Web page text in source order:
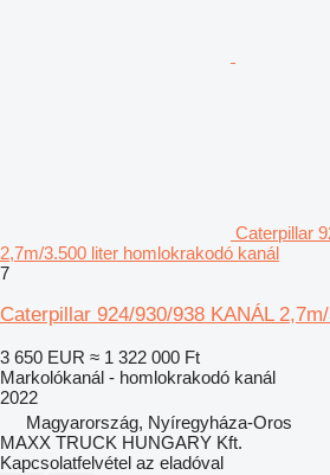
Caterpillar
2,7m/3.500 liter homlokrakodó kanál
7
Caterpillar 924/930/938 KANÁL
3 650 EUR ≈ 1 322 000 Ft
Markolókanál - homlokrakodó kanál
2022
Magyarország, Nyíregyháza-Oros
MAXX TRUCK HUNGARY Kft.
Kapcsolatfelvétel az eladóval